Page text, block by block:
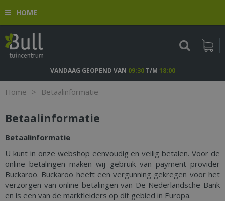
n
o
HOME
Home > Betaalinformatie
VANDAAG GEOPEND VAN 09:30T/M 18:00
Betaalinformatie
Betaalinformatie
U kunt in onze webshop eenvoudig en veilig betalen. Voor de
online betalingen maken wij gebruik van payment provider
Buckaroo. Buckaroo heeft een vergunning gekregen voor het
verzorgen van online betalingen van De Nederlandsche Bank
en is een van de marktleiders op dit gebied in Europa.